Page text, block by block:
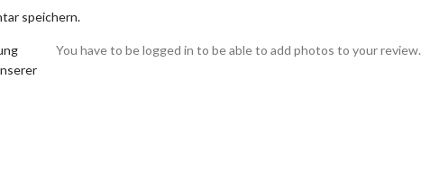
speichern.
You have to be logged in to be able to add photos to your review.